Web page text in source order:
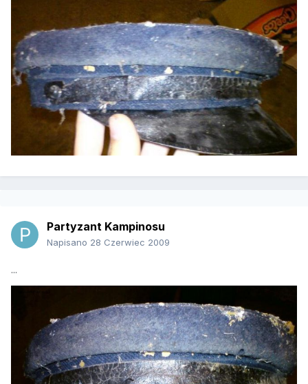
Partyzant Kampinosu
Napisano 28 Czerwiec 2009
...